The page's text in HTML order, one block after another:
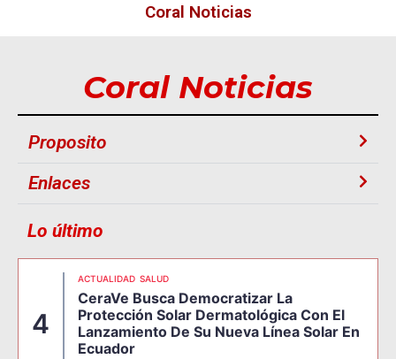
Coral Noticias
Coral Noticias
Proposito
Enlaces
Lo último
4
ACTUALIDAD SALUD
CeraVe Busca Democratizar La
Protección Solar Dermatológica Con El
Lanzamiento De Su Nueva Línea Solar En
Ecuador